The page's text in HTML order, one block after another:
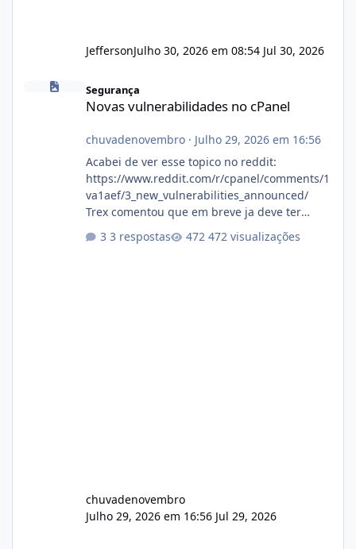
JeffersonJulho 30, 2026 em 08:54 Jul 30, 2026
Segurança
Novas vulnerabilidades no cPanel
chuvadenovembro· Julho 29, 2026 em 16:56
Acabei de ver esse topico no reddit:
https://www.reddit.com/r/cpanel/comments/1
va1aef/3_new_vulnerabilities_announced/
Trex comentou que em breve ja deve ter
3 respostas 472 visualizações
chuvadenovembro
Julho 29, 2026 em 16:56 Jul 29, 2026